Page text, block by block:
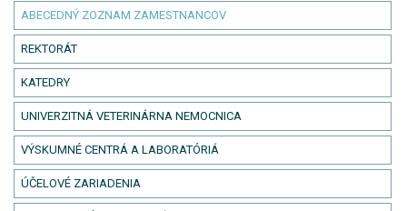
ABECEDNÝ ZOZNAM ZAMESTNANCOV
REKTORÁT
KATEDRY
UNIVERZITNÁ VETERINÁRNA NEMOCNICA
VÝSKUMNÉ CENTRÁ A LABORATÓRIÁ
ÚČELOVÉ ZARIADENIA